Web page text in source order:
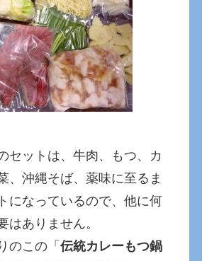
セットは、牛肉、もつ、カ
、沖縄そば、薬味に至るま
になっているので、他に何
はありません。
のこの「伝統カレーもつ鍋